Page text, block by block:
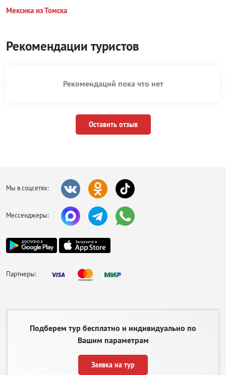
Мексика из Томска
Рекомендации туристов
Рекомендаций пока что нет
Оставить отзыв
Мы в соцсетях:
Мессенджеры:
Партнеры:
Подберем тур бесплатно и индивидуально по
Вашим параметрам
Заявка на тур